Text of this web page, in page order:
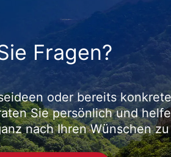
Fragen?
oder bereits
Sie persönlich und
nach Ihren Wünschen